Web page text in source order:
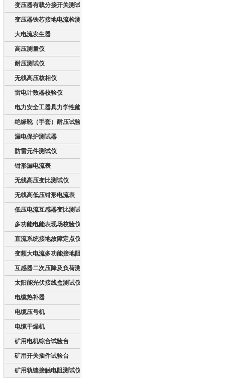
变压器有载分接开关测试仪
变压器铁芯接地电流检测仪
大电流发生器
高压测量仪
耐压测试仪
无线高压核相仪
雷电计数器校验仪
电力安全工器具力学性能试验机
绝缘靴（手套）耐压试验装置
漏电保护测试器
防雷元件测试仪
钳形漏电流表
无线高压变比测试仪
无线高低压钳形电流表
低压电流互感器变比测试仪
多功能电能表现场校验仪
直流系统接地故障定点仪
变频大电流多功能接地阻抗测试系统
互感器二次压降及负荷测试仪
太阳能光伏接线盒测试仪
电缆热补器
电缆压号机
电缆干燥机
矿用电机综合试验台
矿用开关插件试验台
矿用轨缝接触电阻测试仪